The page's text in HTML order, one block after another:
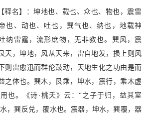
【释名】：坤地也、载也、众也、物也，震雷
也、动也、吐也，巽气也、纳也，地载神
纳雷霆，流形庶物，无非教也。巽风，震
天，坤地，风从天来，雷自地发，损上则风
则雷愈迅而群伦鼓动，天地生化之功由是而
之体也。巽木，艮乘，坤水，震行，乘木虚
也。《诗·桃夭》云：“之子于归，益其室
，巽反兑，覆水也。震器，坤水，巽覆，器